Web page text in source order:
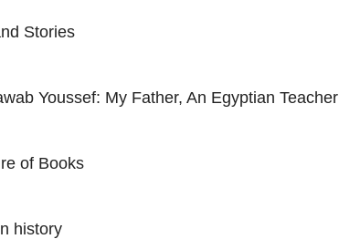
Stories
Youssef: My Father, An Egyptian Teacher
of Books
history